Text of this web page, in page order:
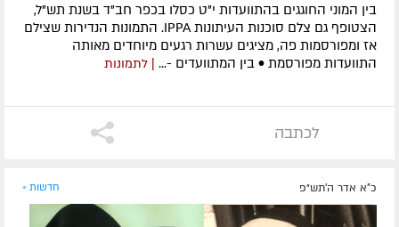
בין המוני החוגגים בהתוועדות י"ט כסלו בכפר חב"ד בשנת תש"ל,
הצטופף גם צלם סוכנות העיתונות IPPA. התמונות הנדירות שצילם
אז ומפורסמות פה, מציגים עשרות רגעים מיוחדים מאותה
התוועדות מפורסמת • בין המתוועדים -...
| לתמונות
לכתבה
כ"א אדר ה׳תש״פ חדשות »